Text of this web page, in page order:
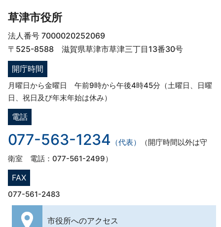
草津市役所
法人番号 7000020252069
〒525-8588 滋賀県草津市草津三丁目13番30号
開庁時間
月曜日から金曜日 午前9時から午後4時45分（土曜日、日曜
日、祝日及び年末年始は休み）
電話
077-563-1234 （代表）
（開庁時間以外は守
衛室 電話：077-561-2499）
FAX
077-561-2483
市役所へのアクセス